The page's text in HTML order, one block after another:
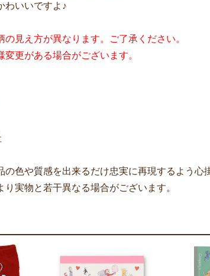
わいいですよ♪
見え方が異なります。ご了承ください。
更がある場合がございます。
色や質感を出来るだけ忠実に再現するよう心
り実物と若干異なる場合がございます。